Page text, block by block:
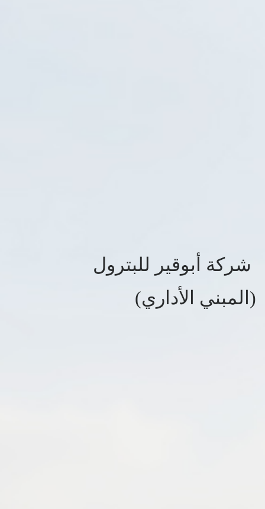
شركة أبوقير للبترول
(المبني الأداري)